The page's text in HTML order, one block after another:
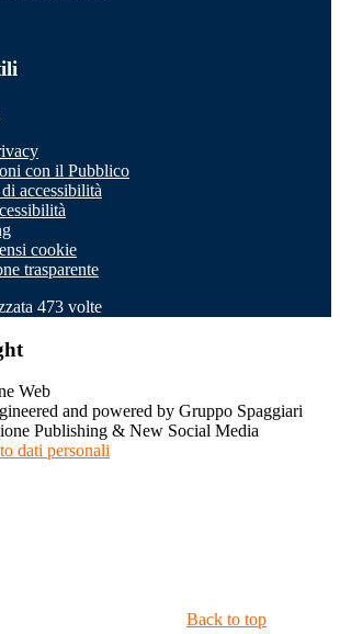
con il Pubblico
accessibilità
cookie
trasparente
473 volte
and powered by Gruppo Spaggiari
Publishing & New Social Media
dati personali
Back to top